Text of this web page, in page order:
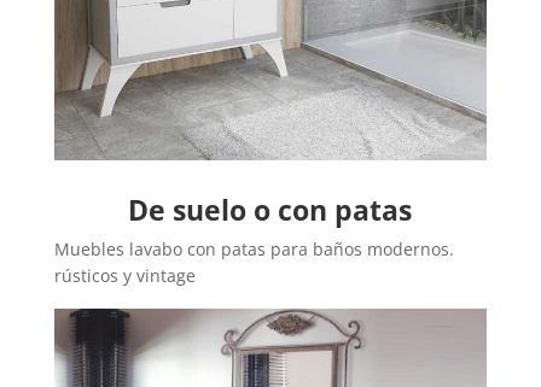
De suelo o con patas
Muebles lavabo con patas para baños modernos.
rústicos y vintage